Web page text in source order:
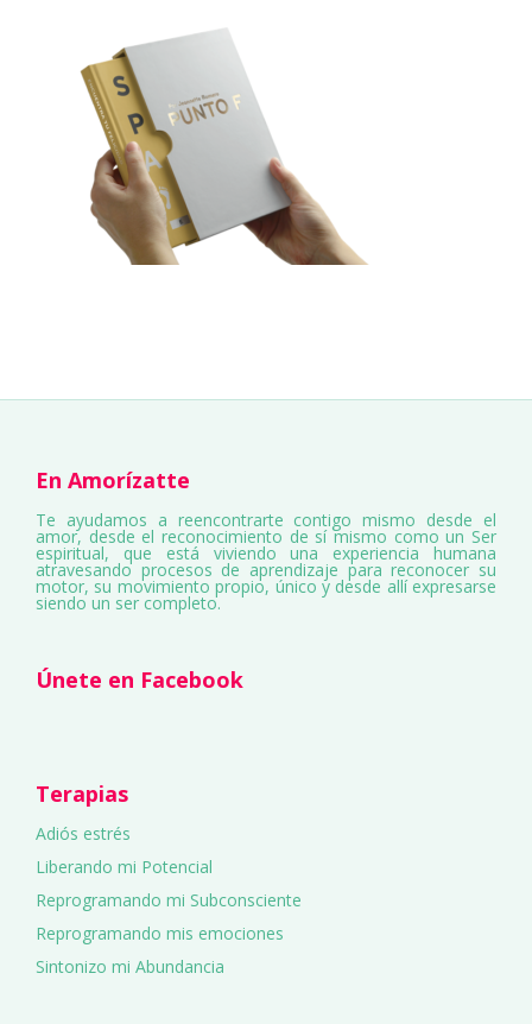
En Amorízatte
Te ayudamos a reencontrarte contigo mismo desde el
amor, desde el reconocimiento de sí mismo como un Ser
espiritual, que está viviendo una experiencia humana
atravesando procesos de aprendizaje para reconocer su
motor, su movimiento propio, único y desde allí expresarse
siendo un ser completo.
Únete en Facebook
Terapias
Adiós estrés
Liberando mi Potencial
Reprogramando mi Subconsciente
Reprogramando mis emociones
Sintonizo mi Abundancia